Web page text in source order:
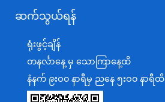
ဆက်သွယ်ရန်
ရုံးဖွင့်ချိန်
တနင်္လာနေ့ မှ သောကြာနေ့ထိ
နံနက် ၉းဝ၀ နာရီမှ ညနေ ၅းဝ၀ နာရီထိ